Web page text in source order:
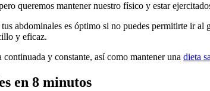
queremos mantener nuestro físico y estar
abdominales es óptimo si no puedes permitirte ir
y eficaz.
continuada y constante, así como mantener una dieta
en 8 minutos